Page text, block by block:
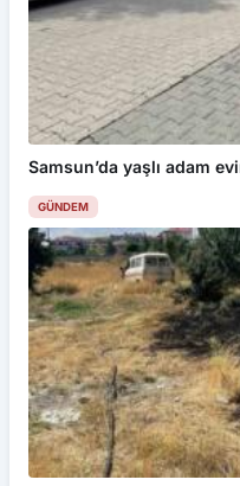
Samsun’da yaşlı adam
GÜNDEM